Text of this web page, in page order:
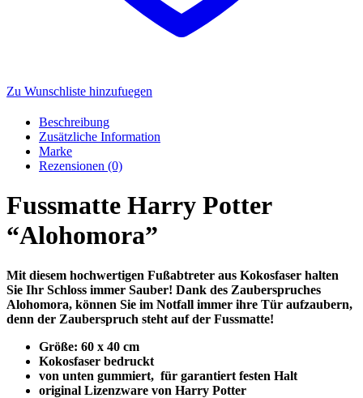
Zu Wunschliste hinzufuegen
Beschreibung
Zusätzliche Information
Marke
Rezensionen (0)
Fussmatte Harry Potter
“Alohomora”
Mit diesem hochwertigen Fußabtreter aus Kokosfaser halten
Sie Ihr Schloss immer Sauber! Dank des Zauberspruches
Alohomora, können Sie im Notfall immer ihre Tür aufzaubern,
denn der Zauberspruch steht auf der Fussmatte!
Größe: 60 x 40 cm
Kokosfaser bedruckt
von unten gummiert, für garantiert festen Halt
original Lizenzware von Harry Potter